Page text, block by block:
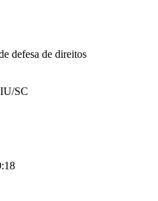
defesa de direitos
SC